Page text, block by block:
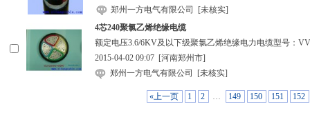
郑州一方电气有限公司
[未核实]
4芯240聚氯乙烯绝缘电缆
额定电压3.6/6KV及以下级聚氯乙烯绝缘电力电缆型号：
2015-04-02 09:07 [河南郑州市]
郑州一方电气有限公司
[未核实]
«上一页 1 2 … 149 150 151 152